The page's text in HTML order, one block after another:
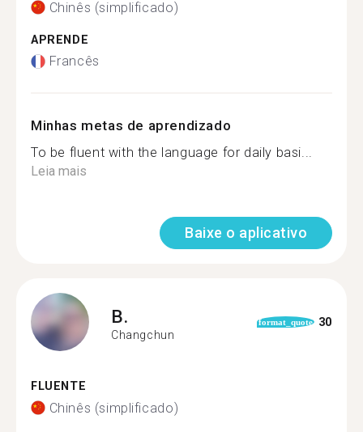
Chinês (simplificado)
APRENDE
Francês
Minhas metas de aprendizado
To be fluent with the language for daily basi...
Leia mais
Baixe o aplicativo
B.
Changchun
format_quote 30
FLUENTE
Chinês (simplificado)